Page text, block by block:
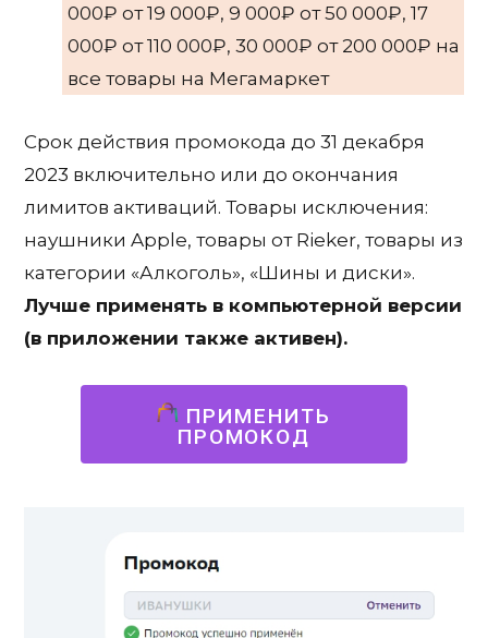
000₽ от 19 000₽, 9 000₽ от 50 000₽, 17
000₽ от 110 000₽, 30 000₽ от 200 000₽ на
все товары на Мегамаркет
Срок действия промокода до 31 декабря
2023 включительно или до окончания
лимитов активаций. Товары исключения:
наушники Apple, товары от Rieker, товары из
категории «Алкоголь», «Шины и диски».
Лучше применять в компьютерной версии
(в приложении также активен).
ПРИМЕНИТЬ
ПРОМОКОД